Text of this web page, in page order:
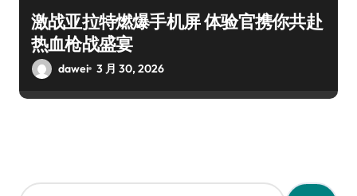
激战亚拉特燃爆手机屏 体验官携你共赴
热血枪战盛宴
dawei 3 月 30, 2026
搜